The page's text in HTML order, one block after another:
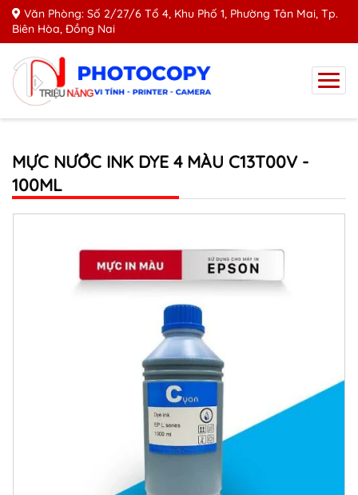
Văn Phòng: Số 2/27/6 Tổ 4, Khu Phố 1, Phường Tân Mai, Tp.
Biên Hòa, Đồng Nai
MỰC NƯỚC INK DYE 4 MÀU C13T00V -
100ML